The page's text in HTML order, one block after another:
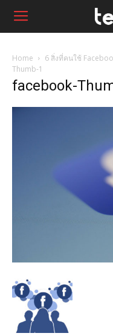
Home 6 สิ่งที่คนใช้
Thumb-1
facebook-